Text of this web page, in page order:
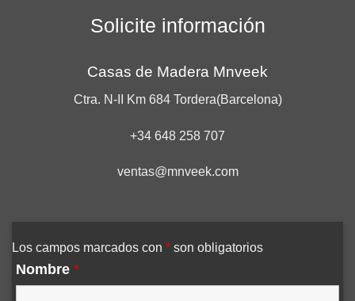
Solicite información
Casas de Madera Mnveek
Ctra. N-II Km 684 Tordera(Barcelona)
+34 648 258 707
ventas@mnveek.com
Los campos marcados con * son obligatorios
Nombre *